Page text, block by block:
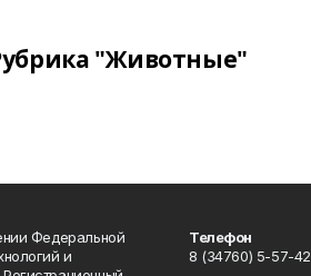
"Животные"
Федеральной
и
Телефон
8 (34760) 5-57-42